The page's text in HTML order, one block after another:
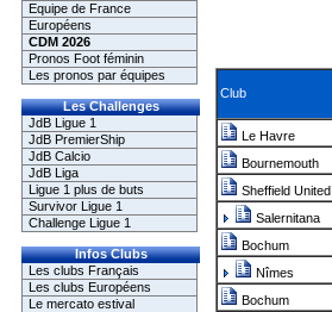
Equipe de France
Européens
CDM 2026
Pronos Foot féminin
Les pronos par équipes
Les Challenges
JdB Ligue 1
JdB PremierShip
JdB Calcio
JdB Liga
Ligue 1 plus de buts
Survivor Ligue 1
Challenge Ligue 1
Infos Clubs
Les clubs Français
Les clubs Européens
Le mercato estival
Club
Le Havre
Bournemouth
Sheffield United
Salernitana
Bochum
Nîmes
Bochum